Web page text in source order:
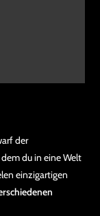
der
du in eine Welt
einzigartigen